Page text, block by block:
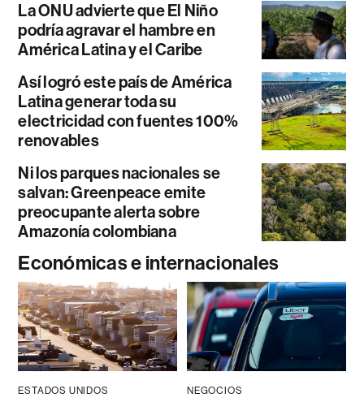
La ONU advierte que El Niño
podría agravar el hambre en
América Latina y el Caribe
Así logró este país de América
Latina generar toda su
electricidad con fuentes 100%
renovables
Ni los parques nacionales se
salvan: Greenpeace emite
preocupante alerta sobre
Amazonía colombiana
Económicas e internacionales
ESTADOS UNIDOS NEGOCIOS